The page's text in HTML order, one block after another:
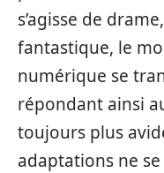
s’agisse de
fantastique, le
numérique se
répondant ainsi
toujours plus
adaptations ne